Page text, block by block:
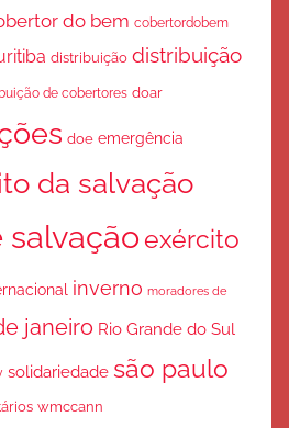
do bem cobertordobem
distribuição distribuição
de cobertores doar
doe emergência
da salvação
salvaçãoexército
inverno moradores de
janeiro Rio Grande do Sul
solidariedade são paulo
wmccann